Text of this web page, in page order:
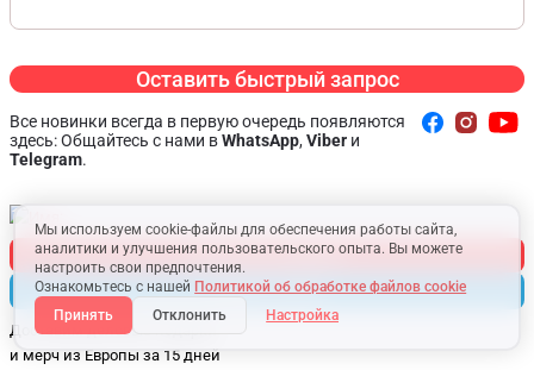
Мы используем cookie-файлы для обеспечения работы сайта,
аналитики и улучшения пользовательского опыта. Вы можете
настроить свои предпочтения.
Ознакомьтесь с нашей Политикой об обработке файлов cookie
Принять
Отклонить Настройка
Оставить быстрый запрос
Все новинки всегда в первую очередь появляются
здесь: Общайтесь с нами вWhatsApp,Viber и
Telegram.
подписаться на дайджест
Telegram-канал
Доставим деловые подарки
и мерч из Европы за 15 дней